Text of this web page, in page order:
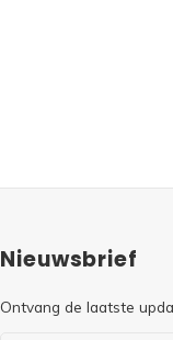
Nieuwsbrief
Ontvang de laatste